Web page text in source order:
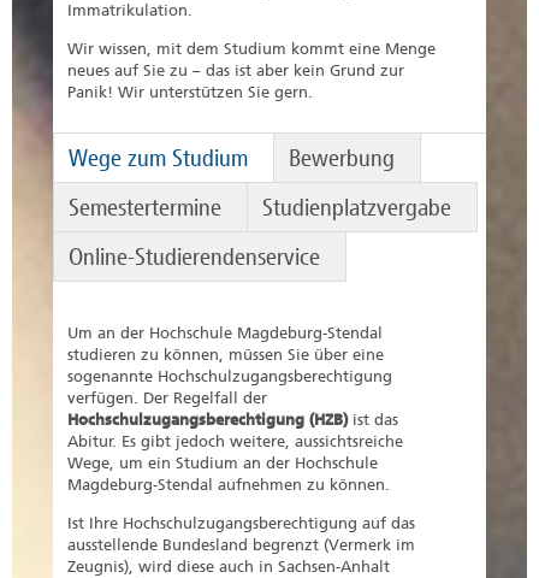
Immatrikulation.
Wir wissen, mit dem Studium kommt eine Menge
neues auf Sie zu – das ist aber kein Grund zur
Panik! Wir unterstützen Sie gern.
Wege zum Studium
Bewerbung
Semestertermine
Studienplatzvergabe
Online-Studierendenservice
Um an der Hochschule Magdeburg-Stendal
studieren zu können, müssen Sie über eine
sogenannte Hochschulzugangsberechtigung
verfügen. Der Regelfall der
Hochschulzugangsberechtigung (HZB)ist das
Abitur. Es gibt jedoch weitere, aussichtsreiche
Wege, um ein Studium an der Hochschule
Magdeburg-Stendal aufnehmen zu können.
Ist Ihre Hochschulzugangsberechtigung auf das
ausstellende Bundesland begrenzt (Vermerk im
Zeugnis), wird diese auch in Sachsen-Anhalt